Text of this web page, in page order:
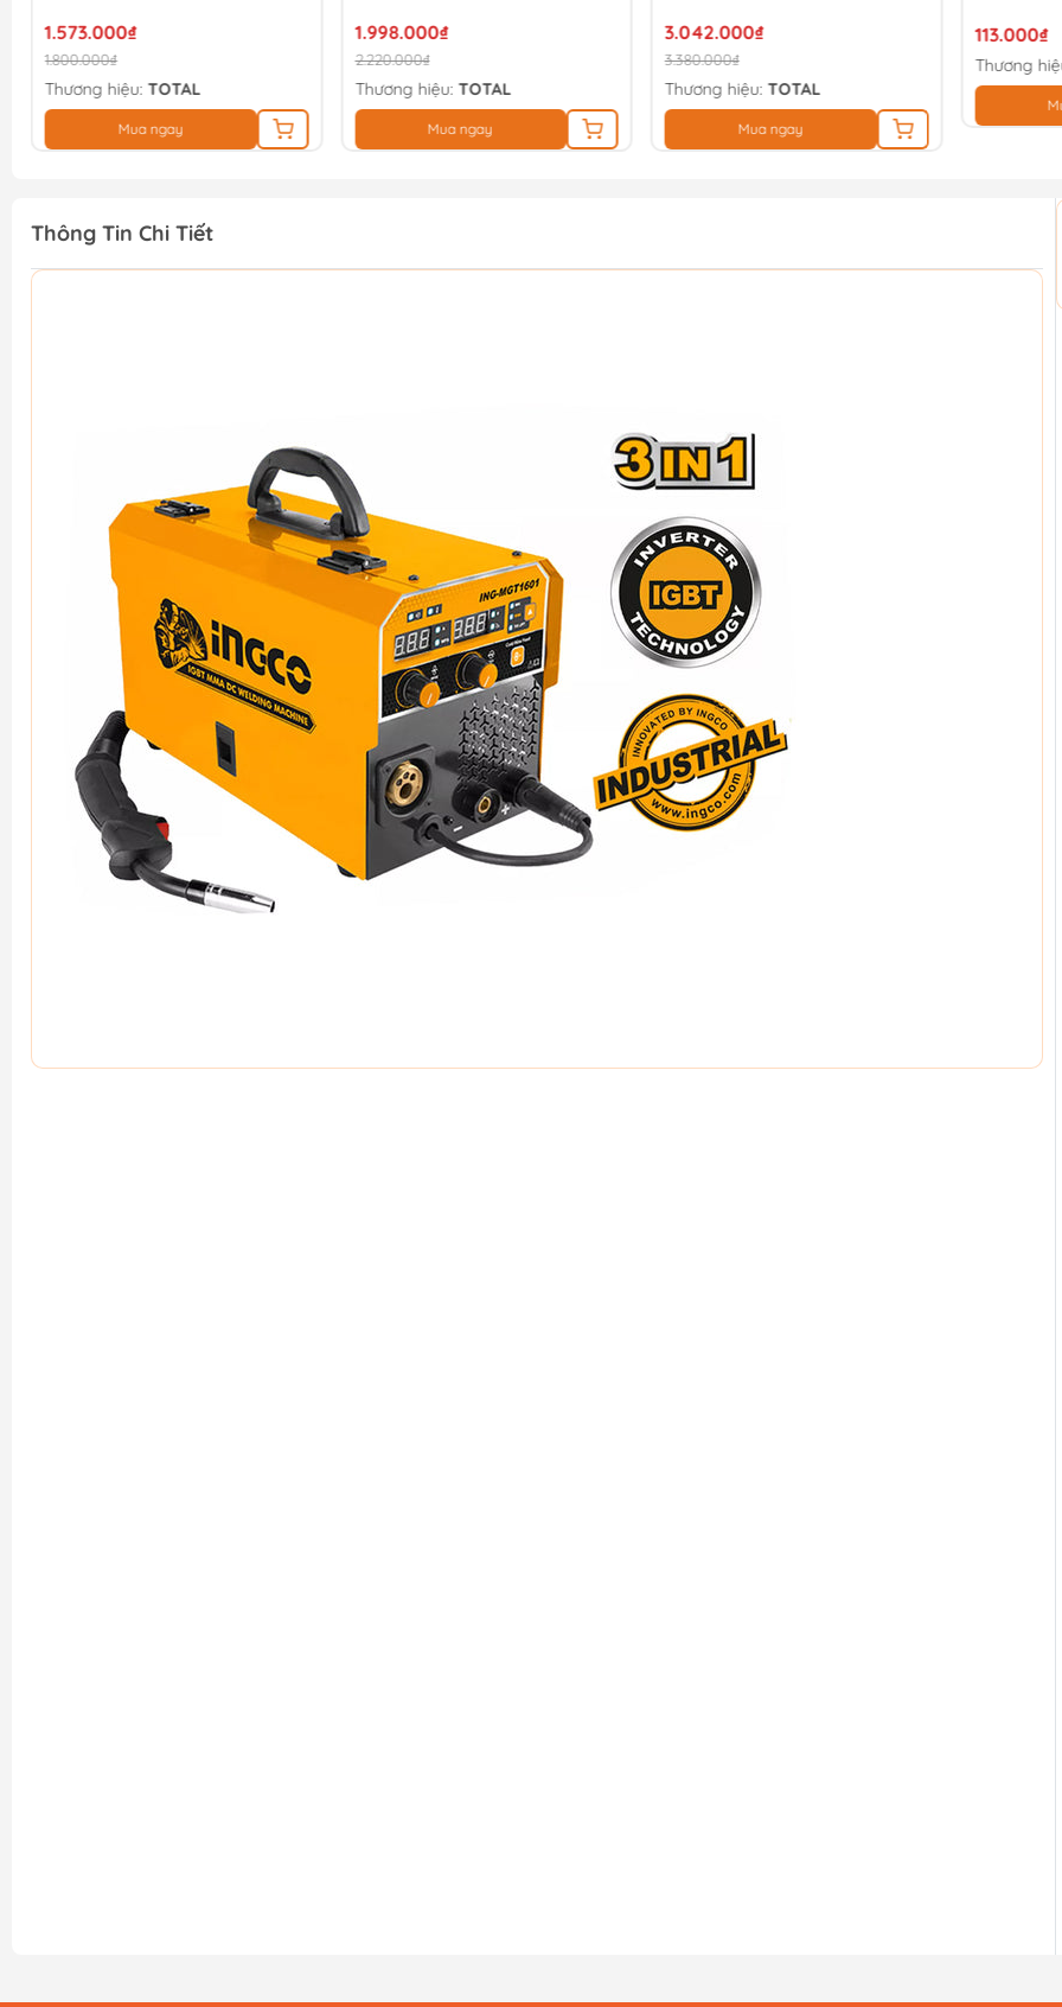
1.998.000₫
2.220.000₫
Thương hiệu:TOTAL
Mua ngay
3.042.000₫
3.380.000₫
Thương hiệu:TOTAL
Mua ngay
113.000₫
Thương hiệu:
Mua ngay
Thông Tin Chi Tiết